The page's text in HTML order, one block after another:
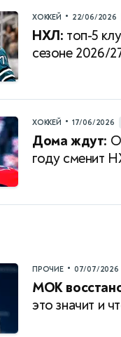
ХОККЕЙ • 22/06/2026
НХЛ: топ-5
сезоне 2026/
ХОККЕЙ • 17/06/2026
Дома ждут:
году сменит
ПРОЧИЕ • 07/07/2026
МОК
это значит и